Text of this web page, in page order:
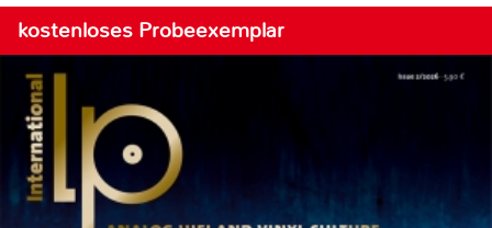
kostenloses Probeexemplar